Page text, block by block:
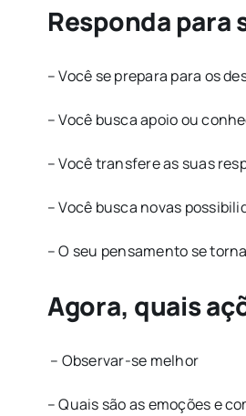
Responda para
– Você se prepara para os
– Você busca apoio ou
– Você transfere as suas
– Você busca novas
– O seu pensamento se
Agora, quais
– Observar-se melhor
– Quais são as emoções e